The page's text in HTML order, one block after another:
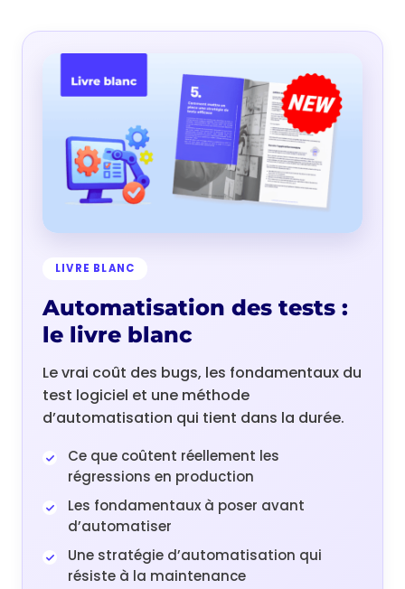
LIVRE BLANC
Automatisation des tests :
le livre blanc
Le vrai coût des bugs, les fondamentaux du
test logiciel et une méthode
d’automatisation qui tient dans la durée.
Ce que coûtent réellement les
régressions en production
Les fondamentaux à poser avant
d’automatiser
Une stratégie d’automatisation qui
résiste à la maintenance